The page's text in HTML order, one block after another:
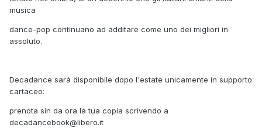
musica
dance-pop continuano ad additare come uno dei migliori in
assoluto.
Decadance sarà disponibile dopo l'estate unicamente in supporto
cartaceo:
prenota sin da ora la tua copia scrivendo a
decadancebook@libero.it